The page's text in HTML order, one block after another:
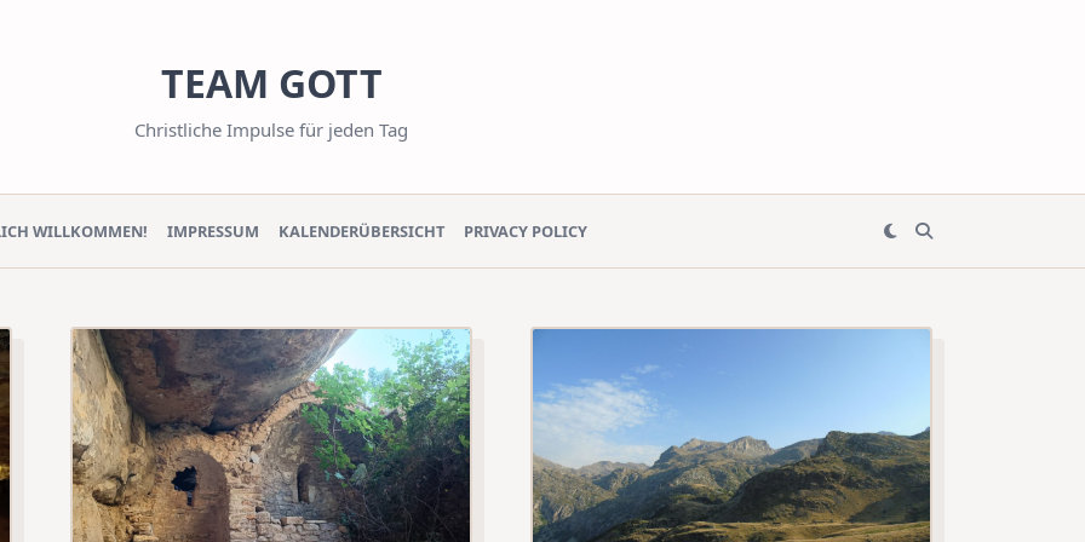
TEAM GOTT
Christliche Impulse für jeden Tag
WILLKOMMEN! IMPRESSUM KALENDERÜBERSICHT PRIVACY POLICY